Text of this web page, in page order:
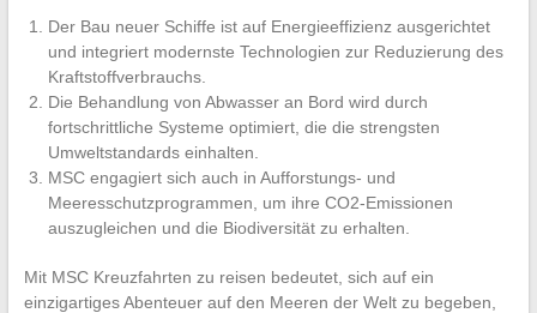
Der Bau neuer Schiffe ist auf Energieeffizienz ausgerichtet
und integriert modernste Technologien zur Reduzierung des
Kraftstoffverbrauchs.
Die Behandlung von Abwasser an Bord wird durch
fortschrittliche Systeme optimiert, die die strengsten
Umweltstandards einhalten.
MSC engagiert sich auch in Aufforstungs- und
Meeresschutzprogrammen, um ihre CO2-Emissionen
auszugleichen und die Biodiversität zu erhalten.
Mit MSC Kreuzfahrten zu reisen bedeutet, sich auf ein
einzigartiges Abenteuer auf den Meeren der Welt zu begeben,